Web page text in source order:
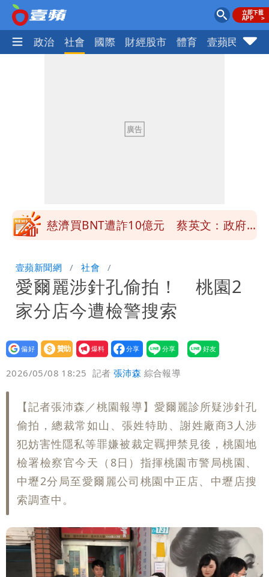
生活 政治 社會 國際 財經股市 體育 壹蘋民調
很多謹慎判斷當時未被理解
「慈濟別想躲在受害者3字後面」 她：
聲押？交保？複訊後揭曉
慈濟買BNT遭詐10億元 蔡英文：政府
10.6億顧問費決策過程在哪
壹蘋新聞網 社會
愛爾麗涉針孔偷拍！ 桃園2
家分店今遭檢警搜索
設為
贊助
我要
爆料
2026/05/08 18:25 記者張沛森 綜合報導
【記者張沛森／桃園報導】愛爾麗診所疑涉針孔
偷拍，總裁常如山、張姓特助、謝姓廠商3人涉
犯妨害性隱私等罪嫌被裁定羈押禁見後，桃園地
檢署檢察官今天（8日）指揮桃園市警局桃園、
中壢2分局至愛爾麗公司桃園中正店、中壢店搜
索調查中。